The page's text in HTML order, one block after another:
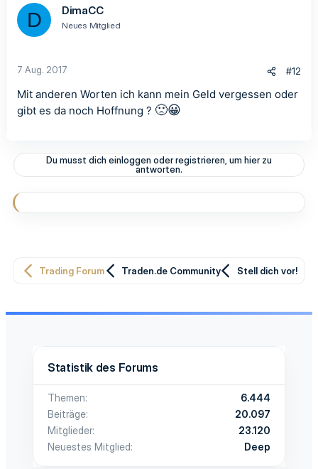
D DimaCC
Neues Mitglied
7 Aug. 2017 #12
Mit anderen Worten ich kann mein Geld vergessen oder
gibt es da noch Hoffnung ? 🙁😀
Du musst dich einloggen oder registrieren, um hier zu
antworten.
Trading Forum Traden.de Community Stell dich vor!
Statistik des Forums
Themen
6.444
Beiträge
20.097
Mitglieder
23.120
Neuestes Mitglied
Deep